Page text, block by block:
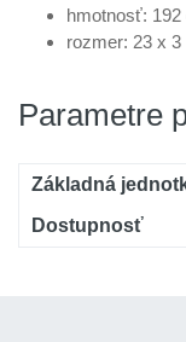
hmotnosť: 192
rozmer: 23 x 3
Parametre
Základná
Dostupnosť